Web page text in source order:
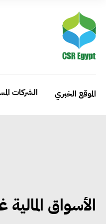
الموقع الخبري الشركات
الأسواق المالية